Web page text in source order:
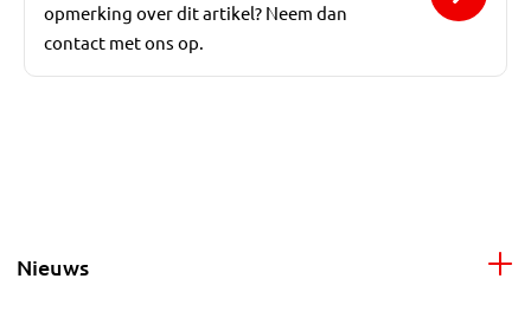
opmerking over dit artikel? Neem dan
contact met ons op.
Nieuws